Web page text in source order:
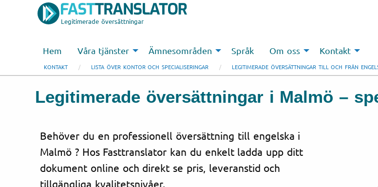
Legitimerade översättningar
Hem Våra tjänster Ämnesområden Språk Om oss Kontakt
KONTAKT LISTA ÖVER KONTOR OCH SPECIALISERINGAR LEGITIMERADE ÖVERSÄTTNINGAR TILL OCH FRÅN
Legitimerade översättningar i Malmö –
Behöver du en professionell översättning till engelska i
Malmö ? Hos Fasttranslator kan du enkelt ladda upp ditt
dokument online och direkt se pris, leveranstid och
tillgängliga kvalitetsnivåer.